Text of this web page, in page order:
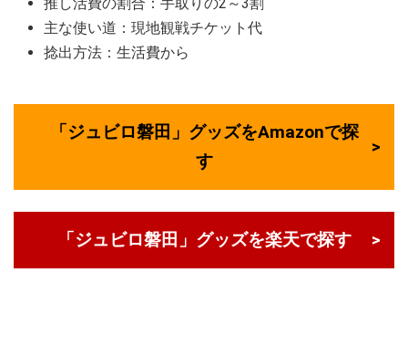
主な使い道：現地観戦チケット代
捻出方法：生活費から
「ジュビロ磐田」グッズをAmazonで探
す
「ジュビロ磐田」グッズを楽天で探す